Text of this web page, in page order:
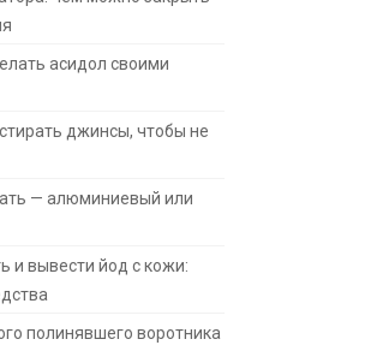
асидол своими
джинсы, чтобы не
— алюминиевый или
и вывести йод с кожи:
полинявшего воротника